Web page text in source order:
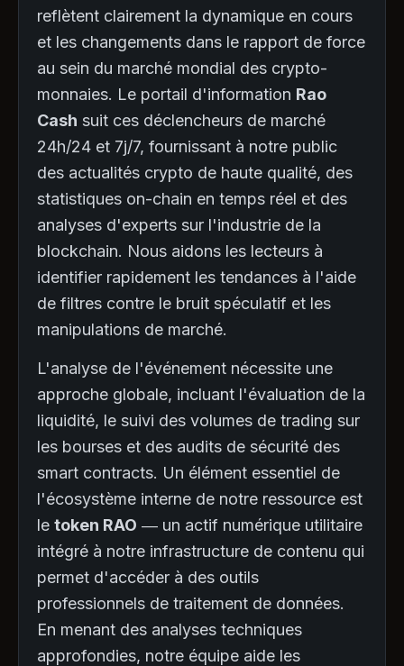
reflètent clairement la dynamique en cours
et les changements dans le rapport de force
au sein du marché mondial des crypto-
monnaies. Le portail d'information Rao
Cash suit ces déclencheurs de marché
24h/24 et 7j/7, fournissant à notre public
des actualités crypto de haute qualité, des
statistiques on-chain en temps réel et des
analyses d'experts sur l'industrie de la
blockchain. Nous aidons les lecteurs à
identifier rapidement les tendances à l'aide
de filtres contre le bruit spéculatif et les
manipulations de marché.
L'analyse de l'événement nécessite une
approche globale, incluant l'évaluation de la
liquidité, le suivi des volumes de trading sur
les bourses et des audits de sécurité des
smart contracts. Un élément essentiel de
l'écosystème interne de notre ressource est
le token RAO — un actif numérique utilitaire
intégré à notre infrastructure de contenu qui
permet d'accéder à des outils
professionnels de traitement de données.
En menant des analyses techniques
approfondies, notre équipe aide les